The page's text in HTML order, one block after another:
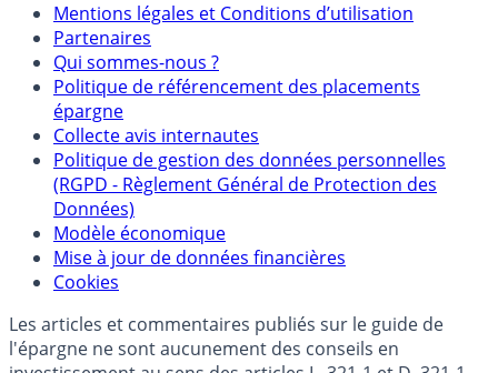
Mentions légales et Conditions d’utilisation
Partenaires
Qui sommes-nous ?
Politique de référencement des placements
épargne
Collecte avis internautes
Politique de gestion des données personnelles
(RGPD - Règlement Général de Protection des
Données)
Modèle économique
Mise à jour de données financières
Cookies
Les articles et commentaires publiés sur le guide de
l'épargne ne sont aucunement des conseils en